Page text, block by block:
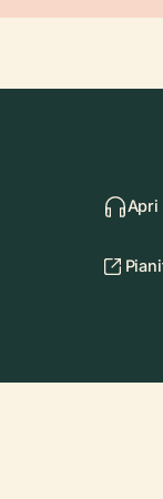
Apri